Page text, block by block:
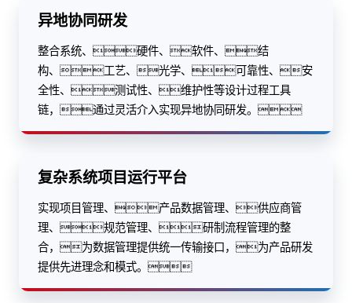
异地协同研发
整合系统、硬件、软件、结
构、工艺、光学、可靠性、安
全性、测试性、维护性等设计过程工具
链，通过灵活介入实现异地协同研发。
复杂系统项目运行平台
实现项目管理、产品数据管理、供应商管
理、规范管理、研制流程管理的整
合，为数据管理提供统一传输接口，为产品研发
提供先进理念和模式。